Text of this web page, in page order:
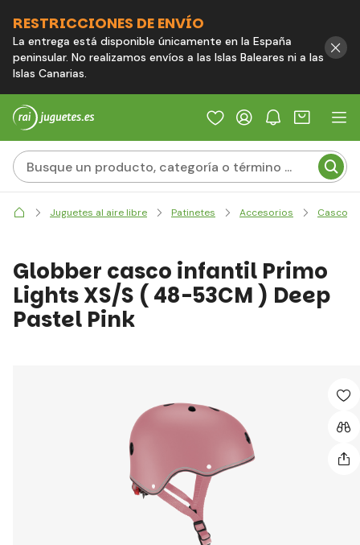
RESTRICCIONES DE ENVÍO
La entrega está disponible únicamente en la España
peninsular. No realizamos envíos a las Islas Baleares ni a las
Islas Canarias.
Juguetes al aire libre Patinetes Accesorios Cascos
Globber casco infantil Primo
Lights XS/S ( 48-53CM ) Deep
Pastel Pink